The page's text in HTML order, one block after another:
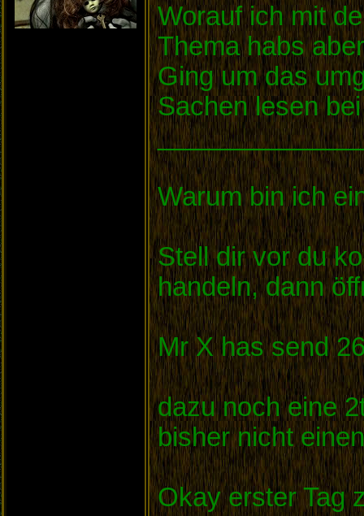
Worauf ich mit
Thema habs
Ging um das
Sachen lesen
Warum bin ich
Stell dir vor du
handeln, dann
Mr X has send
dazu noch eine
bisher nicht
Okay erster Tag